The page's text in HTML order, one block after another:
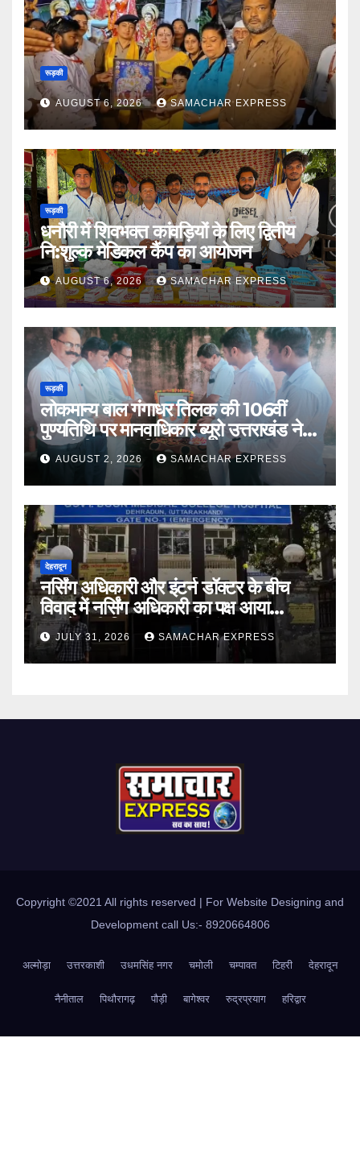
रूड़की
AUGUST 6, 2026 SAMACHAR EXPRESS
रूड़की
धनौरी में शिवभक्त कांवड़ियों के लिए द्वितीय
नि:शुल्क मेडिकल कैंप का आयोजन
AUGUST 6, 2026 SAMACHAR EXPRESS
रूड़की
लोकमान्य बाल गंगाधर तिलक की 106वीं
पुण्यतिथि पर मानवाधिकार ब्यूरो उत्तराखंड ने दी
भावभीनी श्रद्धांजलि
AUGUST 2, 2026 SAMACHAR EXPRESS
देहरादून
नर्सिंग अधिकारी और इंटर्न डॉक्टर के बीच
विवाद में नर्सिंग अधिकारी का पक्ष आया
सामने,करी निष्पक्ष जांच की मांग
JULY 31, 2026 SAMACHAR EXPRESS
Copyright ©2021 All rights reserved | For Website Designing and
Development call Us:- 8920664806
अल्मोड़ा उत्तरकाशी उधमसिंह नगर चमोली चम्पावत टिहरी देहरादून
नैनीताल पिथौरागढ़ पौड़ी बागेश्वर रुद्रप्रयाग हरिद्वार